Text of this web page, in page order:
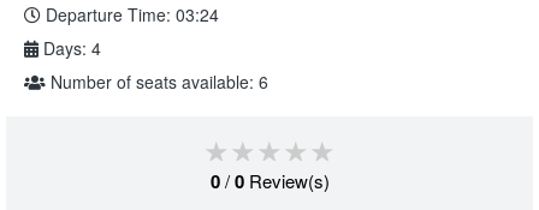
Departure Time: 03:24
Days: 4
Number of seats available: 6
★★★★★
★★★★★
★★★★★
0/0Review(s)